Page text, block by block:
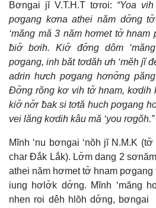
Bơngai jĭ V.T.H.T tơroi: “Yoa
pơgang kơna athei năm dơ̆ng
‘măng mă 3 năm hơmet tơ̆
ƀiơ̆ bơih. Kiơ̆ đơ̆ng dôm
pơgang, inh băt tơdăh ưh ‘mĕh jĭ
adrin hưch pơgang hơnơ̆ng
Đơ̆ng rŏng kơ vih tơ̆ hnam, kơdih
kiơ̆ nơ̆r ƀak si tơtă huch pơgang
vei lăng kơdih kâu mă ‘you rơgŏh.”
Mĭnh ‘nu bơngai ‘nŏh jĭ N.M.K
char Đắk Lắk). Lơ̆m dang 2
athei năm hơmet tơ̆ hnam pơgang
iung hơlơ̆k dơ̆ng. Mĭnh ‘măng
nhen roi dêh hlŏh dơ̆ng, bơngai